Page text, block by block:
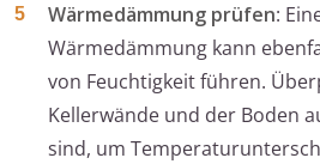
Wärmedämmung prüfen:
Wärmedämmung kann
von Feuchtigkeit führen.
Kellerwände und der Boden
sind, um